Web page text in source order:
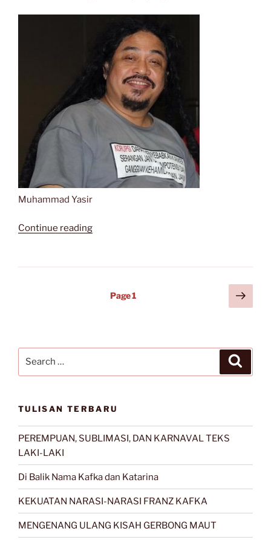
Muhammad Yasir
Continue reading“Di
Bethesda,
DudukPage1
Next
page
TULISAN TERBARU
PEREMPUAN, SUBLIMASI, DAN KARNAVAL TEKS
LAKI-LAKI
Di Balik Nama Kafka dan Katarina
KEKUATAN NARASI-NARASI FRANZ KAFKA
MENGENANG ULANG KISAH GERBONG MAUT